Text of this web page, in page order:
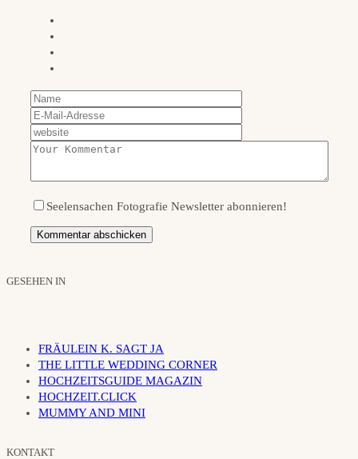
Seelensachen Fotografie Newsletter abonnieren!
GESEHEN IN
FRÄULEIN K. SAGT JA
THE LITTLE WEDDING CORNER
HOCHZEITSGUIDE MAGAZIN
HOCHZEIT.CLICK
MUMMY AND MINI
KONTAKT